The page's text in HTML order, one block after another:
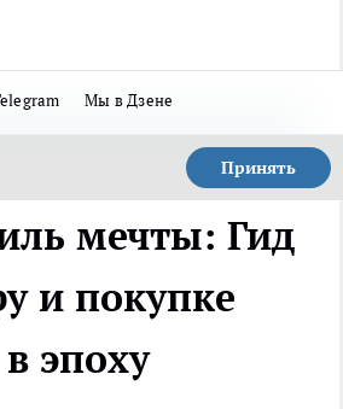
Мы в Дзене
Принять
мечты: Гид
и покупке
эпоху